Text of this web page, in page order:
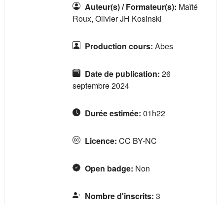
Auteur(s) / Formateur(s): Maïté
Roux, Olivier JH Kosinski
Production cours: Abes
Date de publication: 26
septembre 2024
Durée estimée: 01h22
Licence: CC BY-NC
Open badge: Non
Nombre d'inscrits: 3